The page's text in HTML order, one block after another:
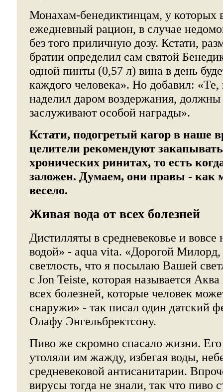
Монахам-бенедиктинцам, у которых
ежедневный рацион, в случае
без того приличную дозу. Кстати,
братии определил сам святой
одной пинты (0,57 л) вина в день
каждого человека». Но добавил: «Те,
наделил даром воздержания, должны
заслуживают особой награды».
Кстати, подогретый кагор в наше
целители рекомендуют
хронических ринитах, то есть
заложен. Думаем, они правы - как
весело.
Живая вода от всех болезней
Дистилляты в средневековье и
водой» - aqua vita. «Дорогой
светлость, что я посылаю Вашей
с Jon Teiste, которая называется
всех болезней, которые человек
снаружи» - так писал один датский
Олафу Энгельбректсону.
Пиво же скромно спасало жизни.
утоляли им жажду, избегая воды,
средневековой антисанитарии.
вирусы тогда не знали, так что пиво